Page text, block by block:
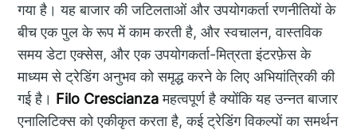
गया है। यह बाजार की जटिलताओं और उपयोगकर्ता रणनीतियों के
बीच एक पुल के रूप में काम करती है, और स्वचालन, वास्तविक
समय डेटा एक्सेस, और एक उपयोगकर्ता-मित्रता इंटरफ़ेस के
माध्यम से ट्रेडिंग अनुभव को समृद्ध करने के लिए अभियांत्रिकी की
गई है। Filo Crescianzaमहत्वपूर्ण है क्योंकि यह उन्नत बाजार
एनालिटिक्स को एकीकृत करता है, कई ट्रेडिंग विकल्पों का समर्थन